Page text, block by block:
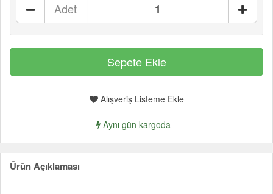
Adet
Alışveriş Listeme Ekle
Aynı gün kargoda
Ürün Açıklaması